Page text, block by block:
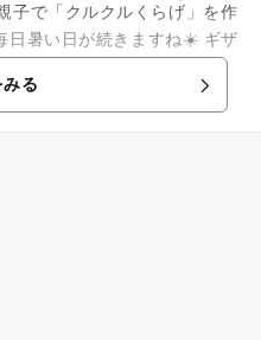
子で「クルクルくらげ」を作
クルクル回る「クルクル...
る